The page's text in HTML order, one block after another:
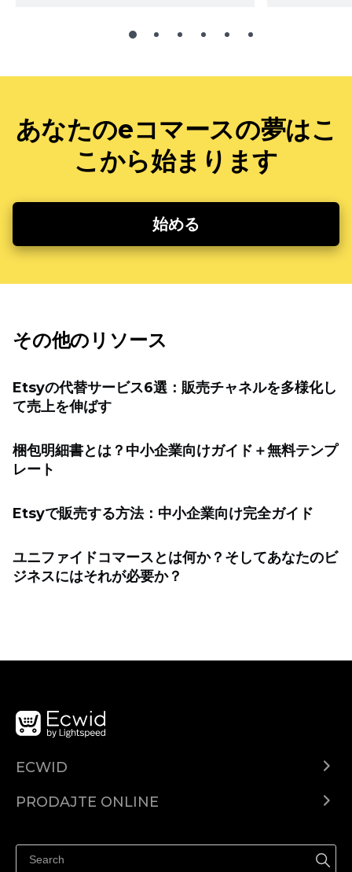
あなたのeコマースの夢はこ
こから始まります
始める
その他のリソース
Etsyの代替サービス6選：販売チャネルを多様化し
て売上を伸ばす
梱包明細書とは？中小企業向けガイド＋無料テンプ
レート
Etsyで販売する方法：中小企業向け完全ガイド
ユニファイドコマースとは何か？そしてあなたのビ
ジネスにはそれが必要か？
ECWID
PRODAJTE ONLINE